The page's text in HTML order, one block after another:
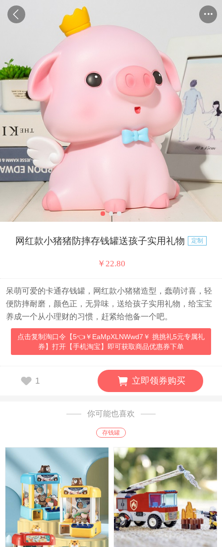
网红款小猪猪防摔存钱罐送孩子实用礼物 定制
￥ 22.80
呆萌可爱的卡通存钱罐，网红款小猪猪造型，蠢萌讨喜，轻
便防摔耐磨，颜色正，无异味，送给孩子实用礼物，给宝宝
养成一个从小理财的习惯，赶紧给他备一个吧。
点击复制淘口令【5👈￥EaMpXLNWwd7￥ 挑挑礼5元专属礼
券】打开【手机淘宝】即可获取商品优惠券下单
1 立即领券购买
你可能也喜欢
存钱罐